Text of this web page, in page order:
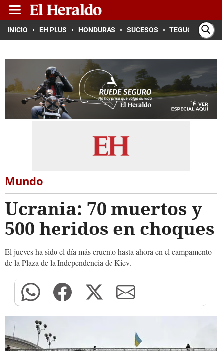
INICIO EH PLUS HONDURAS SUCESOS TEGUCIGALPA
Mundo
Ucrania: 70 muertos y
500 heridos en choques
El jueves ha sido el día más cruento hasta ahora en el campamento
de la Plaza de la Independencia de Kiev.